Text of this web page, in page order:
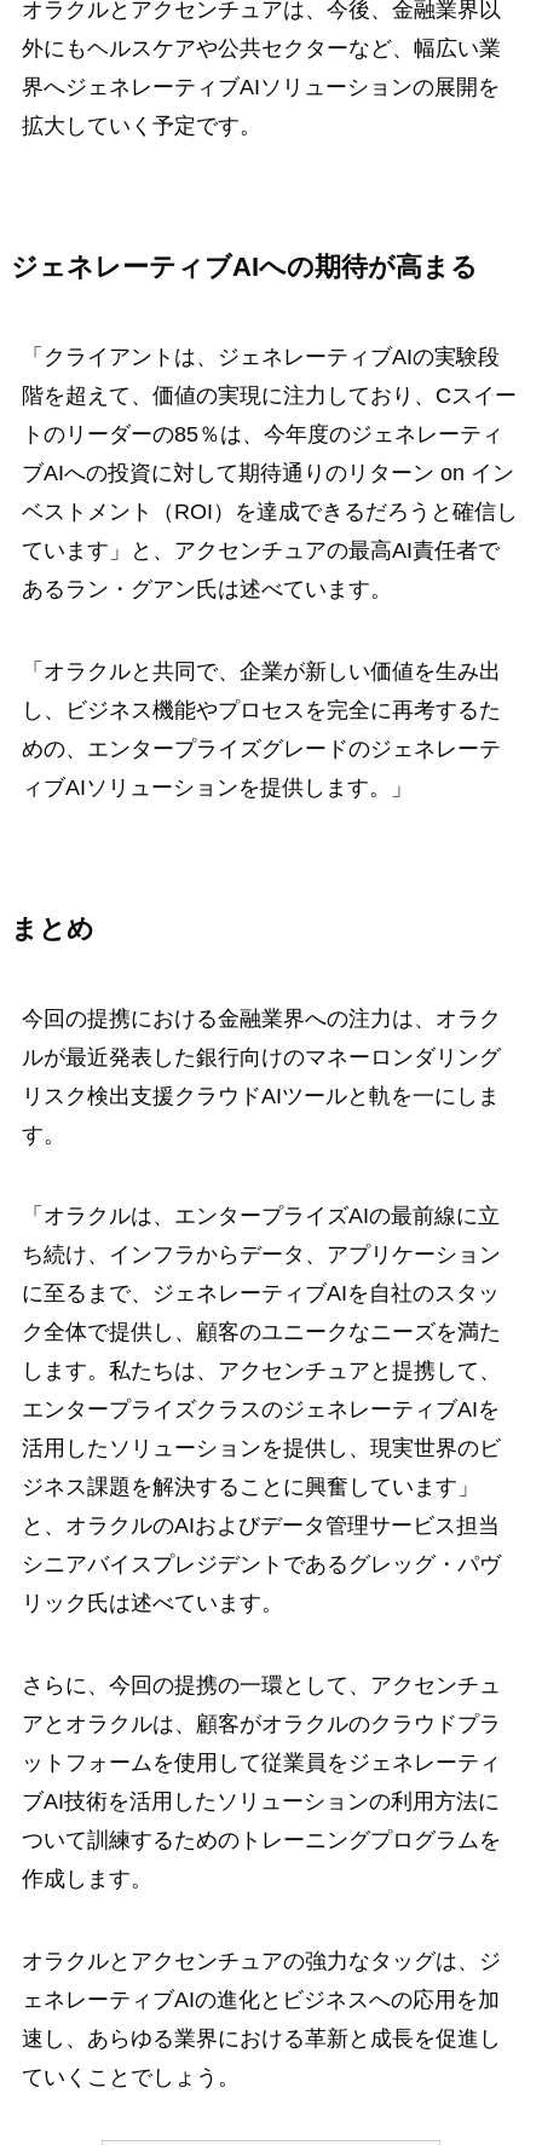
オラクルとアクセンチュアは、今後、金融業界以
外にもヘルスケアや公共セクターなど、幅広い業
界へジェネレーティブAIソリューションの展開を
拡大していく予定です。
ジェネレーティブAIへの期待が高まる
「クライアントは、ジェネレーティブAIの実験段
階を超えて、価値の実現に注力しており、Cスイー
トのリーダーの85％は、今年度のジェネレーティ
ブAIへの投資に対して期待通りのリターン on イン
ベストメント（ROI）を達成できるだろうと確信し
ています」と、アクセンチュアの最高AI責任者で
あるラン・グアン氏は述べています。
「オラクルと共同で、企業が新しい価値を生み出
し、ビジネス機能やプロセスを完全に再考するた
めの、エンタープライズグレードのジェネレーテ
ィブAIソリューションを提供します。」
まとめ
今回の提携における金融業界への注力は、オラク
ルが最近発表した銀行向けのマネーロンダリング
リスク検出支援クラウドAIツールと軌を一にしま
す。
「オラクルは、エンタープライズAIの最前線に立
ち続け、インフラからデータ、アプリケーション
に至るまで、ジェネレーティブAIを自社のスタッ
ク全体で提供し、顧客のユニークなニーズを満た
します。私たちは、アクセンチュアと提携して、
エンタープライズクラスのジェネレーティブAIを
活用したソリューションを提供し、現実世界のビ
ジネス課題を解決することに興奮しています」
と、オラクルのAIおよびデータ管理サービス担当
シニアバイスプレジデントであるグレッグ・パヴ
リック氏は述べています。
さらに、今回の提携の一環として、アクセンチュ
アとオラクルは、顧客がオラクルのクラウドプラ
ットフォームを使用して従業員をジェネレーティ
ブAI技術を活用したソリューションの利用方法に
ついて訓練するためのトレーニングプログラムを
作成します。
オラクルとアクセンチュアの強力なタッグは、ジ
ェネレーティブAIの進化とビジネスへの応用を加
速し、あらゆる業界における革新と成長を促進し
ていくことでしょう。